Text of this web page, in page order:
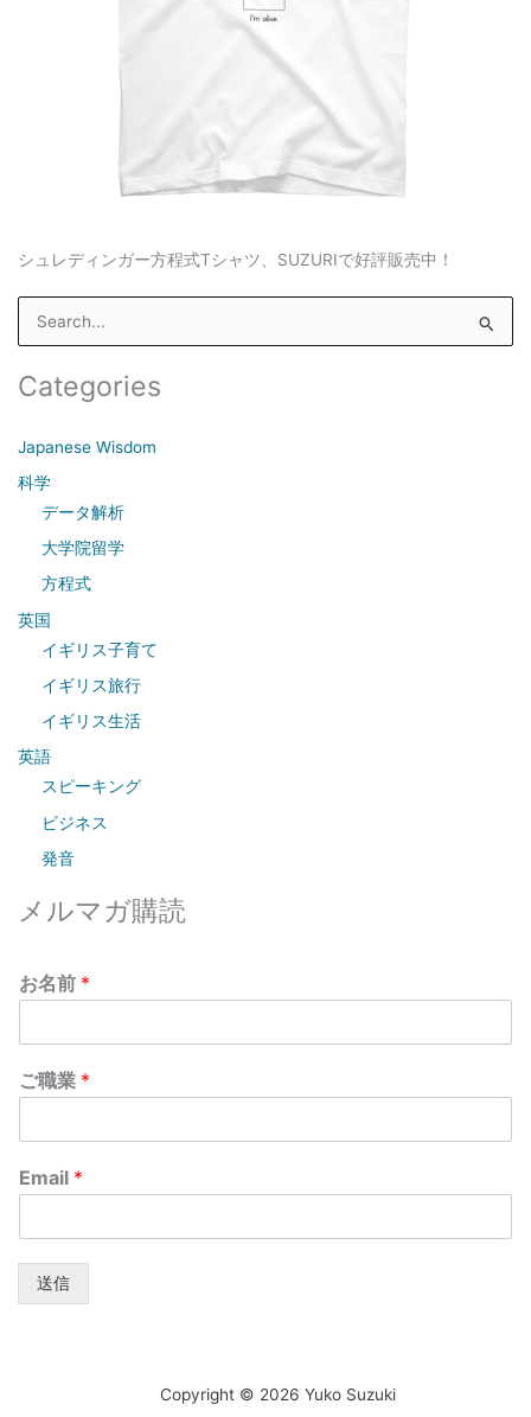
シュレディンガー方程式Tシャツ、SUZURIで好評販売中！
e
a
c
h
Categories
Japanese Wisdom
科学
データ解析
大学院留学
方程式
英国
イギリス子育て
イギリス旅行
イギリス生活
英語
スピーキング
ビジネス
発音
メルマガ購読
お名前 *
ご職業 *
Email *
送信
Copyright © 2026 Yuko Suzuki